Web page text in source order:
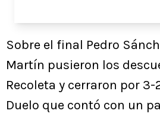
Sobre el final Pedro
Martín pusieron los
Recoleta y cerraron por
Duelo que contó con un